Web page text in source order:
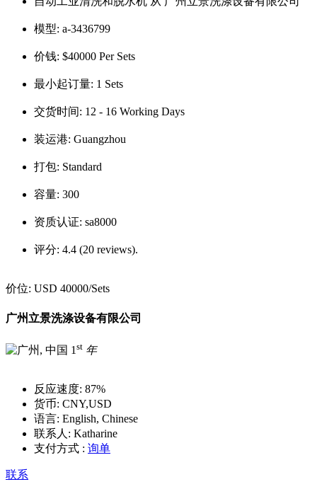
模型: a-3436799
价钱: $40000 Per Sets
最小起订量: 1 Sets
交货时间: 12 - 16 Working Days
装运港: Guangzhou
打包: Standard
容量: 300
资质认证: sa8000
评分: 4.4 (20 reviews).
价位: USD 40000/Sets
广州立景洗涤设备有限公司
1st 年
反应速度: 87%
货币: CNY,USD
语言: English, Chinese
联系人: Katharine
支付方式 : 询单
联系